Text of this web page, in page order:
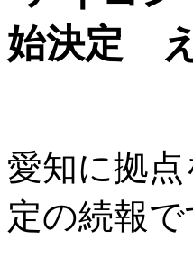
始決定
愛知に拠
定の続報で